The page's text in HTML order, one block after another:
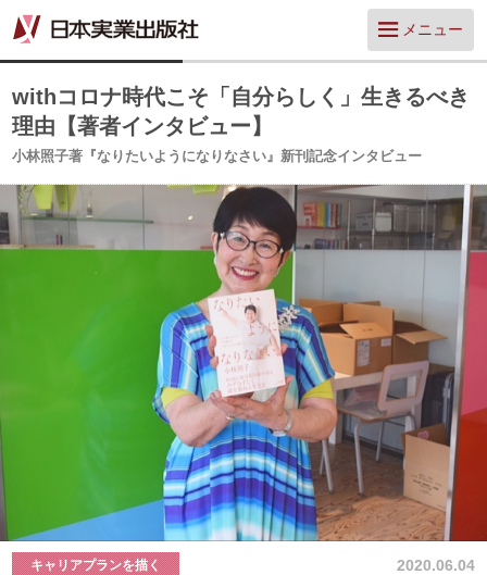
メニュー
withコロナ時代こそ「自分らしく」生きるべき
理由【著者インタビュー】
小林照子著『なりたいようになりなさい』新刊記念インタビュー
2020.06.04
キャリアプランを描く